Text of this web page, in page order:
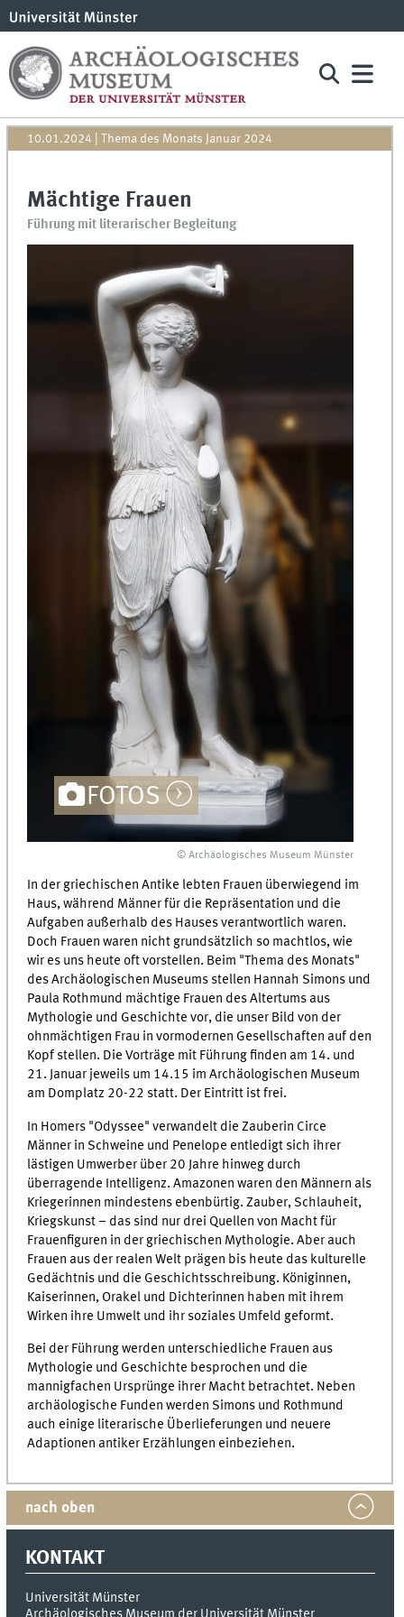
10.01.2024 | Thema des Monats Januar 2024
Mächtige Frauen
Führung mit literarischer Begleitung
FOTOS
© Archäologisches Museum Münster
In der griechischen Antike lebten Frauen überwiegend im
Haus, während Männer für die Repräsentation und die
Aufgaben außerhalb des Hauses verantwortlich waren.
Doch Frauen waren nicht grundsätzlich so machtlos, wie
wir es uns heute oft vorstellen. Beim "Thema des Monats"
des Archäologischen Museums stellen Hannah Simons und
Paula Rothmund mächtige Frauen des Altertums aus
Mythologie und Geschichte vor, die unser Bild von der
ohnmächtigen Frau in vormodernen Gesellschaften auf den
Kopf stellen. Die Vorträge mit Führung finden am 14. und
21. Januar jeweils um 14.15 im Archäologischen Museum
am Domplatz 20-22 statt. Der Eintritt ist frei.
In Homers "Odyssee" verwandelt die Zauberin Circe
Männer in Schweine und Penelope entledigt sich ihrer
lästigen Umwerber über 20 Jahre hinweg durch
überragende Intelligenz. Amazonen waren den Männern als
Kriegerinnen mindestens ebenbürtig. Zauber, Schlauheit,
Kriegskunst – das sind nur drei Quellen von Macht für
Frauenfiguren in der griechischen Mythologie. Aber auch
Frauen aus der realen Welt prägen bis heute das kulturelle
Gedächtnis und die Geschichtsschreibung. Königinnen,
Kaiserinnen, Orakel und Dichterinnen haben mit ihrem
Wirken ihre Umwelt und ihr soziales Umfeld geformt.
Bei der Führung werden unterschiedliche Frauen aus
Mythologie und Geschichte besprochen und die
mannigfachen Ursprünge ihrer Macht betrachtet. Neben
archäologische Funden werden Simons und Rothmund
auch einige literarische Überlieferungen und neuere
Adaptionen antiker Erzählungen einbeziehen.
nach oben
KONTAKT
Universität Münster